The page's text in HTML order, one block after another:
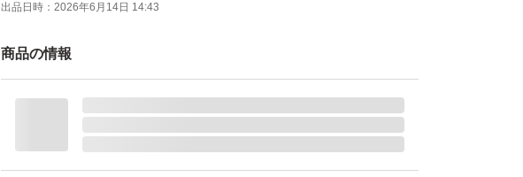
出品日時： 2026年6月14日 14:43
商品の情報